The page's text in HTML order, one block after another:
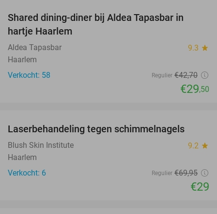
Shared dining-diner bij Aldea Tapasbar in
hartje Haarlem
Aldea Tapasbar 9.3 star
Haarlem
Verkocht: 58
Regulier €42,70
€29,50
Laserbehandeling tegen schimmelnagels
Blush Skin Institute 9.2 star
Haarlem
Verkocht: 6
Regulier €69,95
€29